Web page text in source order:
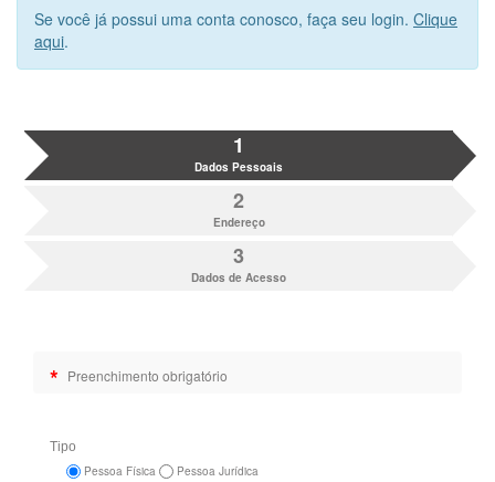
Se você já possui uma conta conosco, faça seu login. Clique
aqui.
1
Dados Pessoais
2
Endereço
3
Dados de Acesso
* Preenchimento obrigatório
Tipo
Pessoa Física
Pessoa Jurídica